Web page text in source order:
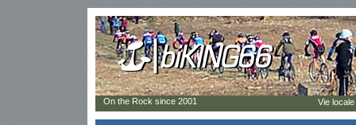
On the Rock since 2001 Vie